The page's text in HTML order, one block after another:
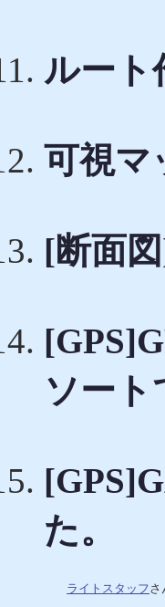
ルート
可視マ
[断面
ソー
た。
ライトスタッフさ